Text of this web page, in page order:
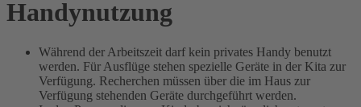
Handynutzung
Während der Arbeitszeit darf kein privates Handy benutzt
werden. Für Ausflüge stehen spezielle Geräte in der Kita zur
Verfügung. Recherchen müssen über die im Haus zur
Verfügung stehenden Geräte durchgeführt werden.